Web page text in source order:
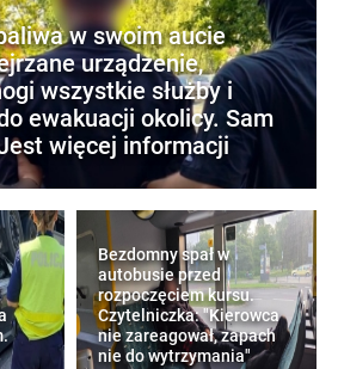
w swoim aucie
urządzenie,
wszystkie służby i
ewakuacji okolicy. Sam
więcej informacji
Bezdomny spał w
autobusie przed
rozpoczęciem kursu.
Czytelniczka: "Kierowca
nie zareagował, zapach
nie do wytrzymania"